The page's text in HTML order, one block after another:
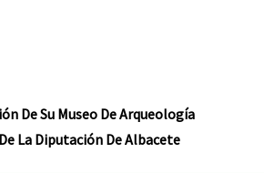
De Su Museo De Arqueología
La Diputación De Albacete